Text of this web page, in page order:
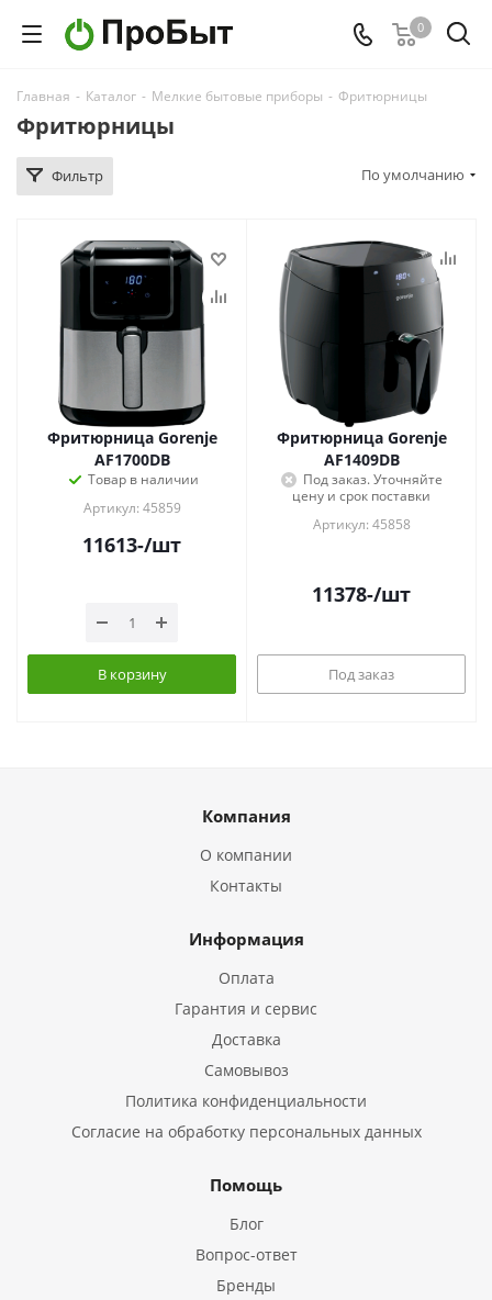
0
Главная - Каталог - Мелкие бытовые приборы - Фритюрницы
Фритюрницы
Фильтр По умолчанию
Фритюрница Gorenje
AF1700DB
Товар в наличии
Артикул: 45859
11613-/шт
В корзину
Фритюрница Gorenje
AF1409DB
Под заказ. Уточняйте
цену и срок поставки
Артикул: 45858
11378-/шт
Под заказ
Компания
О компании
Контакты
Информация
Оплата
Гарантия и сервис
Доставка
Самовывоз
Политика конфиденциальности
Согласие на обработку персональных данных
Помощь
Блог
Вопрос-ответ
Бренды